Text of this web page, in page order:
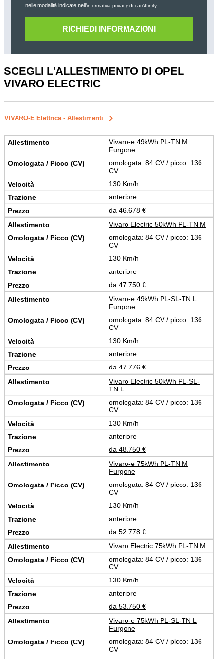
nelle modalità indicate nell'informativa privacy di carAffinity
SCEGLI L'ALLESTIMENTO DI OPEL
VIVARO ELECTRIC
VIVARO-E Elettrica - Allestimenti keyboard_arrow_right
Vivaro-e 49kWh PL-TN M
Furgone
omologata: 84 CV / picco: 136
CV
130 Km/h
anteriore
da 46.678 €
Vivaro Electric 50kWh PL-TN M
omologata: 84 CV / picco: 136
CV
130 Km/h
anteriore
da 47.750 €
Vivaro-e 49kWh PL-SL-TN L
Furgone
omologata: 84 CV / picco: 136
CV
130 Km/h
anteriore
da 47.776 €
Vivaro Electric 50kWh PL-SL-
TN L
omologata: 84 CV / picco: 136
CV
130 Km/h
anteriore
da 48.750 €
Vivaro-e 75kWh PL-TN M
Furgone
omologata: 84 CV / picco: 136
CV
130 Km/h
anteriore
da 52.778 €
Vivaro Electric 75kWh PL-TN M
omologata: 84 CV / picco: 136
CV
130 Km/h
anteriore
da 53.750 €
Vivaro-e 75kWh PL-SL-TN L
Furgone
omologata: 84 CV / picco: 136
CV